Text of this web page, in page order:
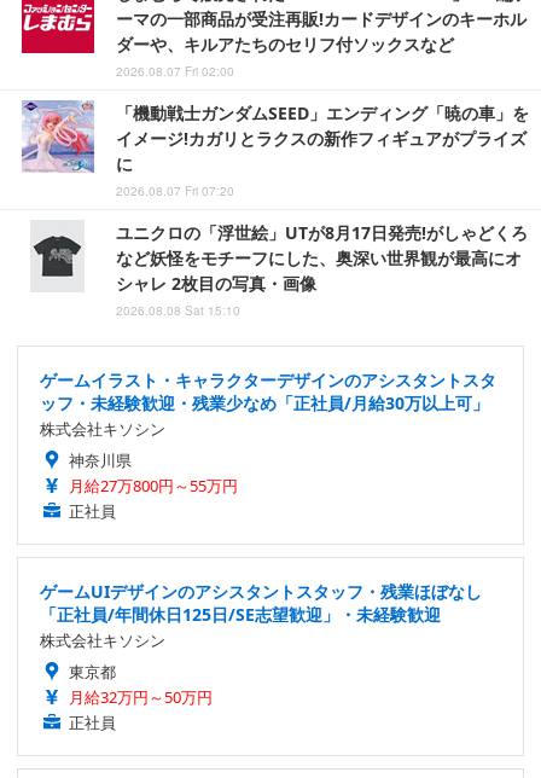
ーマの一部商品が受注再販!カードデザインのキーホル
ダーや、キルアたちのセリフ付ソックスなど
2026.08.07 Fri 02:00
「機動戦士ガンダムSEED」エンディング「暁の車」を
イメージ!カガリとラクスの新作フィギュアがプライズ
に
2026.08.07 Fri 07:20
ユニクロの「浮世絵」UTが8月17日発売!がしゃどくろ
など妖怪をモチーフにした、奥深い世界観が最高にオ
シャレ 2枚目の写真・画像
2026.08.08 Sat 15:10
ゲームイラスト・キャラクターデザインのアシスタントスタ
ッフ・未経験歓迎・残業少なめ「正社員/月給30万以上可」
株式会社キソシン
神奈川県
月給27万800円～55万円
正社員
ゲームUIデザインのアシスタントスタッフ・残業ほぼなし
「正社員/年間休日125日/SE志望歓迎」・未経験歓迎
株式会社キソシン
東京都
月給32万円～50万円
正社員